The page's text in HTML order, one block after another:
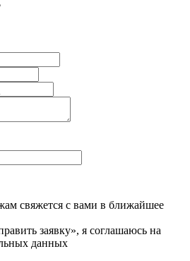
свяжется с вами в ближайшее
заявку», я соглашаюсь на
данных